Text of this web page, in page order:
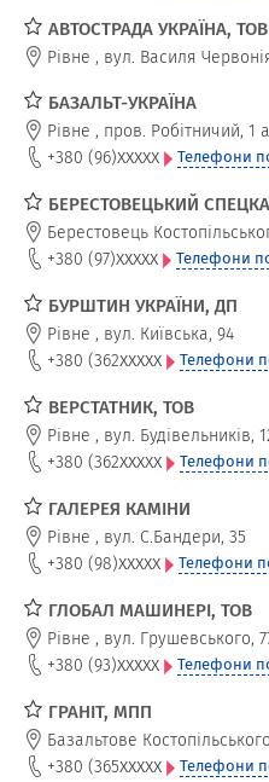
АВТОСТРАДА УКРАЇНА, ТОВ
Рівне , вул. Василя
БАЗАЛЬТ-УКРАЇНА
Рівне , пров. Робітничий, 1 а
+380 (96)xxxxx Телефони
БЕРЕСТОВЕЦЬКИЙ
Берестовець
+380 (97)xxxxx Телефони
БУРШТИН УКРАЇНИ, ДП
Рівне , вул. Київська, 94
+380 (362xxxxx Телефони
ВЕРСТАТНИК, ТОВ
Рівне , вул. Будівельників,
+380 (362xxxxx Телефони
ГАЛЕРЕЯ КАМІНИ
Рівне , вул. С.Бандери, 35
+380 (98)xxxxx Телефони
ГЛОБАЛ МАШИНЕРІ, ТОВ
Рівне , вул. Грушевського,
+380 (93)xxxxx Телефони
ГРАНІТ, МПП
Базальтове
+380 (365xxxxx Телефони